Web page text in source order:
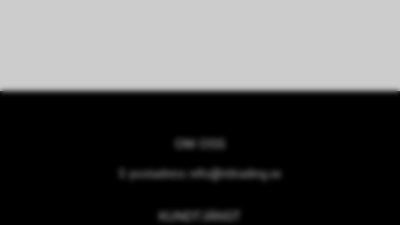
OM OSS
E-postadress: info@nltrading.se
KUNDTJÄNST